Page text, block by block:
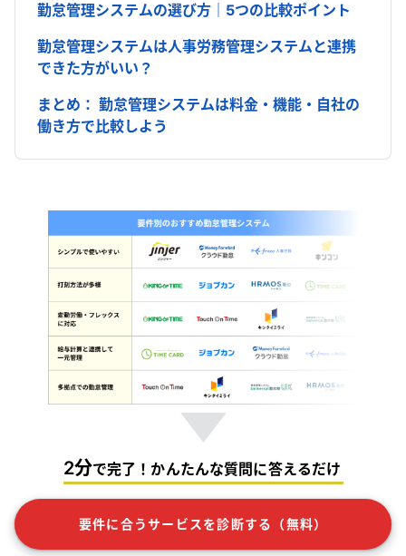
勤怠管理システムの選び方｜5つの比較ポイント
勤怠管理システムは人事労務管理システムと連携
できた方がいい？
まとめ： 勤怠管理システムは料金・機能・自社の
働き方で比較しよう
2分で完了！かんたんな質問に答えるだけ
要件に合うサービスを診断する（無料）